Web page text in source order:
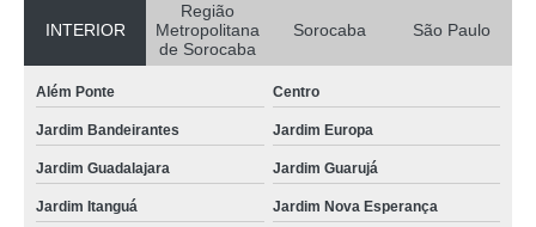
INTERIOR
Região
Metropolitana
de Sorocaba
Sorocaba São Paulo
Além Ponte Centro
Jardim Bandeirantes Jardim Europa
Jardim Guadalajara Jardim Guarujá
Jardim Itanguá Jardim Nova Esperança